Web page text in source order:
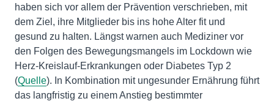
haben sich vor allem der Prävention verschrieben, mit
dem Ziel, ihre Mitglieder bis ins hohe Alter fit und
gesund zu halten. Längst warnen auch Mediziner vor
den Folgen des Bewegungsmangels im Lockdown wie
Herz-Kreislauf-Erkrankungen oder Diabetes Typ 2
(Quelle). In Kombination mit ungesunder Ernährung führt
das langfristig zu einem Anstieg bestimmter